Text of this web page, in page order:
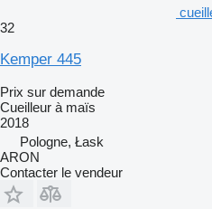
32
Kemper 445
Prix sur demande
Cueilleur à maïs
2018
Pologne, Łask
ARON
Contacter le vendeur